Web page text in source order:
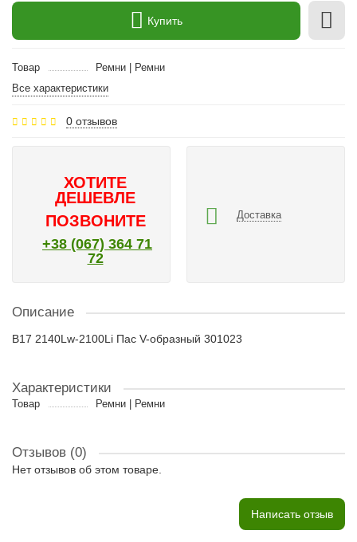
Купить
Товар
Ремни | Ремни
Все характеристики
0 отзывов
ХОТИТЕ
ДЕШЕВЛЕ
ПОЗВОНИТЕ
+38 (067) 364 71
72
Доставка
Описание
B17 2140Lw-2100Li Пас V-образный 301023
Характеристики
Товар Ремни | Ремни
Отзывов (0)
Нет отзывов об этом товаре.
Написать отзыв